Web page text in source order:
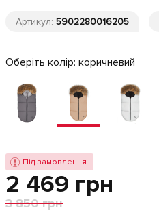
Артикул: 5902280016205
Оберіть колір: коричневий
Під замовлення
2 469 грн
3 850 грн